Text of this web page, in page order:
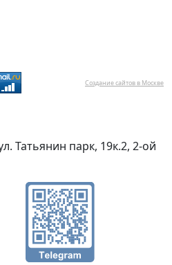
Создание сайтов в Москве
Татьянин парк, 19к.2, 2-ой